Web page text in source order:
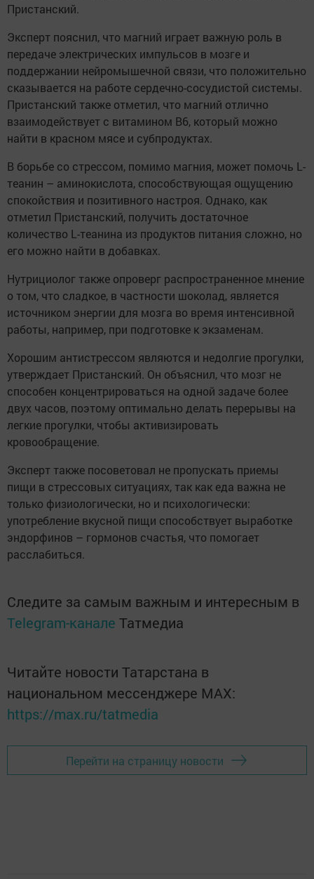
Пристанский.
Эксперт пояснил, что магний играет важную роль в
передаче электрических импульсов в мозге и
поддержании нейромышечной связи, что положительно
сказывается на работе сердечно-сосудистой системы.
Пристанский также отметил, что магний отлично
взаимодействует с витамином B6, который можно
найти в красном мясе и субпродуктах.
В борьбе со стрессом, помимо магния, может помочь L-
теанин – аминокислота, способствующая ощущению
спокойствия и позитивного настроя. Однако, как
отметил Пристанский, получить достаточное
количество L-теанина из продуктов питания сложно, но
его можно найти в добавках.
Нутрициолог также опроверг распространенное мнение
о том, что сладкое, в частности шоколад, является
источником энергии для мозга во время интенсивной
работы, например, при подготовке к экзаменам.
Хорошим антистрессом являются и недолгие прогулки,
утверждает Пристанский. Он объяснил, что мозг не
способен концентрироваться на одной задаче более
двух часов, поэтому оптимально делать перерывы на
легкие прогулки, чтобы активизировать
кровообращение.
Эксперт также посоветовал не пропускать приемы
пищи в стрессовых ситуациях, так как еда важна не
только физиологически, но и психологически:
употребление вкусной пищи способствует выработке
эндорфинов – гормонов счастья, что помогает
расслабиться.
Следите за самым важным и интересным в
Telegram-канале Татмедиа
Читайте новости Татарстана в
национальном мессенджере MАХ:
https://max.ru/tatmedia
Перейти на страницу новости